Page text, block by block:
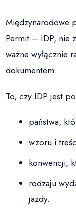
Międzynarodowe
Permit – IDP, nie
ważne wyłącznie
dokumentem.
To, czy IDP jest
państwa,
wzoru i
konwencji,
rodzaju
jazdy.